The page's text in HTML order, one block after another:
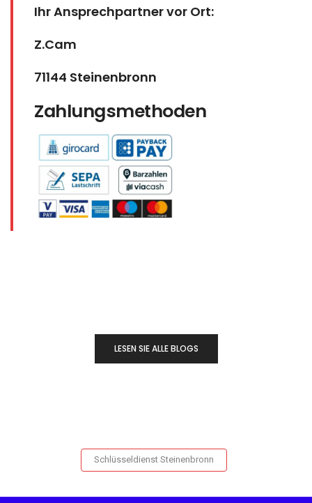
Ihr Ansprechpartner vor Ort:
Z.Cam
71144 Steinenbronn
Zahlungsmethoden
LESEN SIE ALLE BLOGS
Schlüsseldienst Steinenbronn